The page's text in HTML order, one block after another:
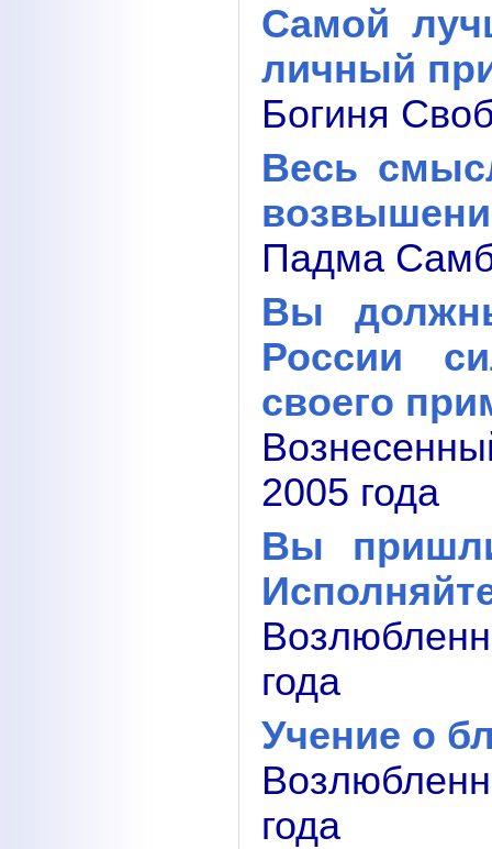
Самой
личный
Богиня
Весь
Падма
Вы
России
своего
2005 года
Вы
года
Учение о
года